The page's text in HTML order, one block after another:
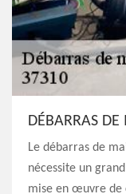
DÉBARRAS
Le débarras de
nécessite un
mise en œuvre de